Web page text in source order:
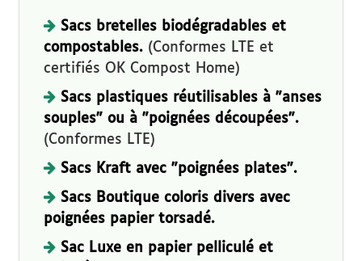
Sacs bretelles biodégradables et
compostables. (Conformes LTE et
certifiés OK Compost Home)
Sacs plastiques réutilisables à "anses
souples" ou à "poignées découpées".
(Conformes LTE)
Sacs Kraft avec "poignées plates".
Sacs Boutique coloris divers avec
poignées papier torsadé.
Sac Luxe en papier pelliculé et